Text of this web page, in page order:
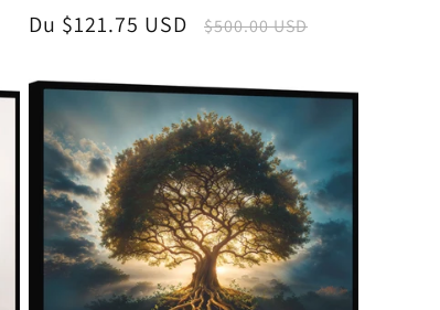
Prix
Du $121.75 USD
Prix
$500.00 USD